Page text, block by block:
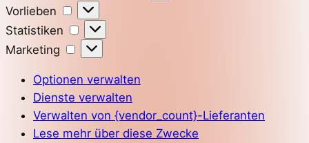
Vorlieben
Vorlieben
Statistiken
Statistiken
Marketing
Marketing
Optionen verwalten
Dienste verwalten
Verwalten von {vendor_count}-Lieferanten
Lese mehr über diese Zwecke